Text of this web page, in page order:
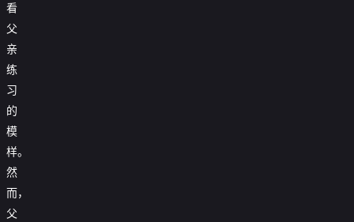
看
父
亲
练
习
的
模
样。
然
而，
父